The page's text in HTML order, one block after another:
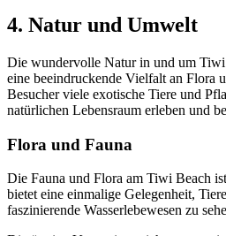
4. Natur und Umwelt
Die wundervolle Natur in und um Tiwi
eine beeindruckende Vielfalt an Flora
Besucher viele exotische Tiere und
natürlichen Lebensraum erleben und
Flora und Fauna
Die Fauna und Flora am Tiwi Beach
bietet eine einmalige Gelegenheit,
faszinierende Wasserlebewesen zu